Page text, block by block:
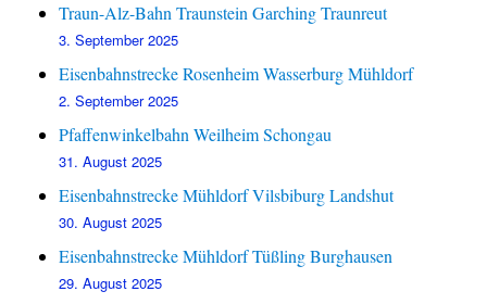
Traun-Alz-Bahn Traunstein Garching Traunreut
3. September 2025
Eisenbahnstrecke Rosenheim Wasserburg Mühldorf
2. September 2025
Pfaffenwinkelbahn Weilheim Schongau
31. August 2025
Eisenbahnstrecke Mühldorf Vilsbiburg Landshut
30. August 2025
Eisenbahnstrecke Mühldorf Tüßling Burghausen
29. August 2025